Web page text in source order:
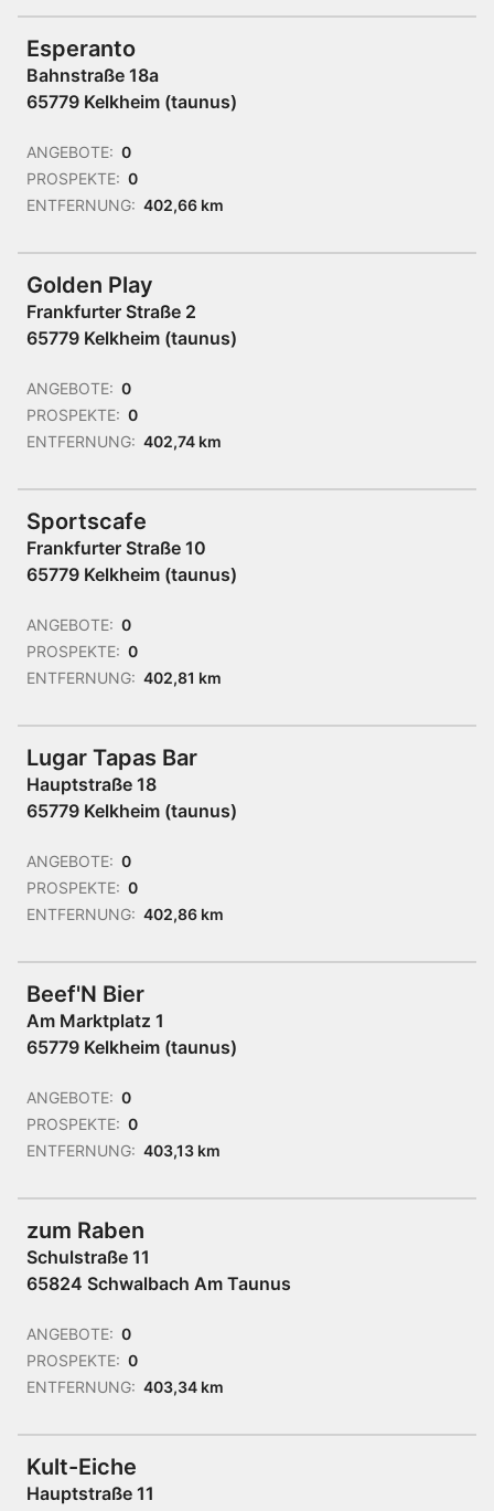
Esperanto
Bahnstraße 18a
65779 Kelkheim (taunus)
ANGEBOTE: 0
PROSPEKTE: 0
ENTFERNUNG: 402,66 km
Golden Play
Frankfurter Straße 2
65779 Kelkheim (taunus)
ANGEBOTE: 0
PROSPEKTE: 0
ENTFERNUNG: 402,74 km
Sportscafe
Frankfurter Straße 10
65779 Kelkheim (taunus)
ANGEBOTE: 0
PROSPEKTE: 0
ENTFERNUNG: 402,81 km
Lugar Tapas Bar
Hauptstraße 18
65779 Kelkheim (taunus)
ANGEBOTE: 0
PROSPEKTE: 0
ENTFERNUNG: 402,86 km
Beef'N Bier
Am Marktplatz 1
65779 Kelkheim (taunus)
ANGEBOTE: 0
PROSPEKTE: 0
ENTFERNUNG: 403,13 km
zum Raben
Schulstraße 11
65824 Schwalbach Am Taunus
ANGEBOTE: 0
PROSPEKTE: 0
ENTFERNUNG: 403,34 km
Kult-Eiche
Hauptstraße 11